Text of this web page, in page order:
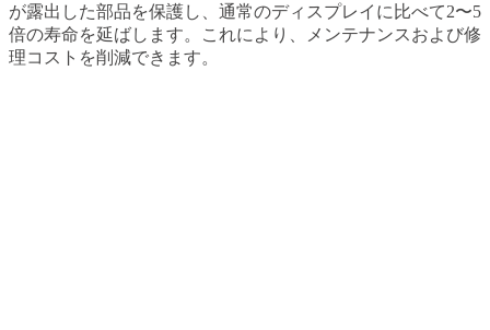
が露出した部品を保護し、通常のディスプレイに比べて2〜5
倍の寿命を延ばします。これにより、メンテナンスおよび修
理コストを削減できます。